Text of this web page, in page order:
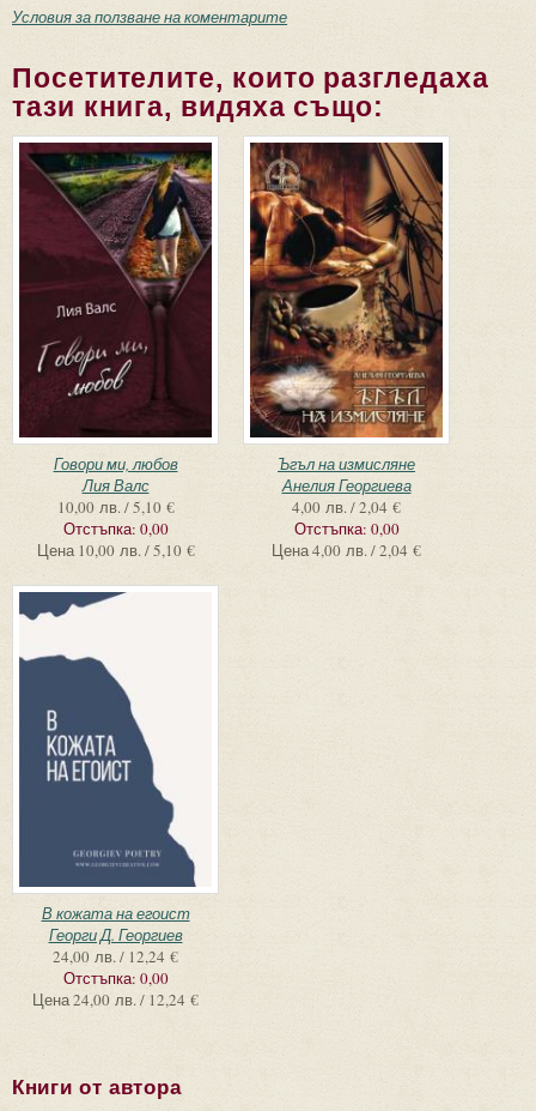
Условия за ползване на коментарите
Посетителите, които разгледаха
тази книга, видяха също:
Говори ми, любов
Лия Валс
10,00 лв. / 5,10 €
Отстъпка: 0,00
Цена 10,00 лв. / 5,10 €
Ъгъл на измисляне
Анелия Георгиева
4,00 лв. / 2,04 €
Отстъпка: 0,00
Цена4,00 лв. / 2,04 €
В кожата на егоист
Георги Д. Георгиев
24,00 лв. / 12,24 €
Отстъпка: 0,00
Цена24,00 лв. / 12,24 €
Книги от автора